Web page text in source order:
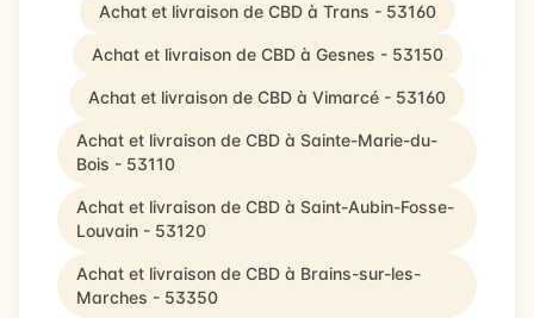
Achat et livraison de CBD à Trans - 53160
Achat et livraison de CBD à Gesnes - 53150
Achat et livraison de CBD à Vimarcé - 53160
Achat et livraison de CBD à Sainte-Marie-du-
Bois - 53110
Achat et livraison de CBD à Saint-Aubin-Fosse-
Louvain - 53120
Achat et livraison de CBD à Brains-sur-les-
Marches - 53350